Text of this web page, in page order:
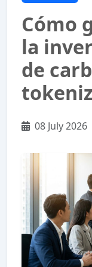
Cómo
la
de
08 July 2026